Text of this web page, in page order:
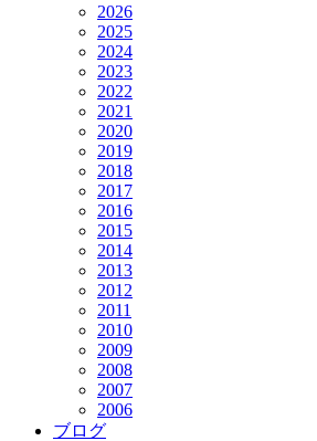
2026
2025
2024
2023
2022
2021
2020
2019
2018
2017
2016
2015
2014
2013
2012
2011
2010
2009
2008
2007
2006
ブログ